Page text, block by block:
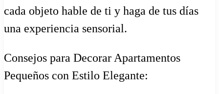
cada objeto hable de ti y haga de tus días
una experiencia sensorial.
Consejos para Decorar Apartamentos
Pequeños con Estilo Elegante: